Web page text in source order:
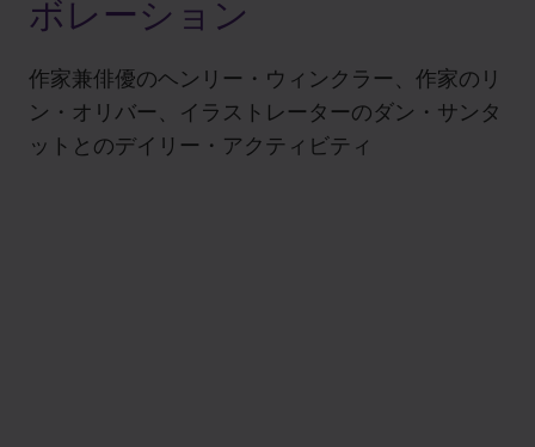
ボレーション
作家兼俳優のヘンリー・ウィンクラー、作家のリ
ン・オリバー、イラストレーターのダン・サンタ
ットとのデイリー・アクティビティ